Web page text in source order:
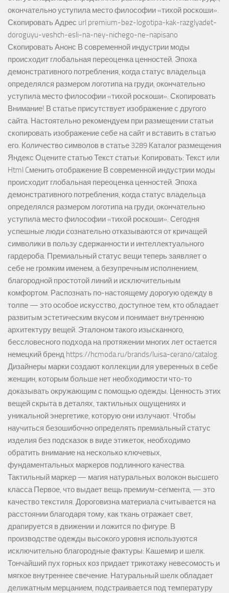
окончательно уступила место философии «тихой роскоши».
Скопировать Адрес url premium-bez-logotipa-kak-razglyadet-
doroguyu-veshch-esli-na-ney-nichego-ne-napisano
Скопировать Анонс В современной индустрии моды
происходит глобальная переоценка ценностей. Эпоха
демонстративного потребления, когда статус владельца
определялся размером логотипа на груди, окончательно
уступила место философии «тихой роскоши». Скопировать
Внимание! В статье присутствует изображение с другого
сайта. Настоятельно рекомендуем при размещении статьи
скопировать изображение себе на сайт и вставить в статью
его. Количество символов в статье 3289 Каталог размещения
Яндекс Оцените статью Текст статьи: Копировать: Текст или
Html Cменить отображение В современной индустрии моды
происходит глобальная переоценка ценностей. Эпоха
демонстративного потребления, когда статус владельца
определялся размером логотипа на груди, окончательно
уступила место философии «тихой роскоши». Сегодня
успешные люди сознательно отказываются от кричащей
символики в пользу сдержанности и интеллектуального
гардероба. Премиальный статус вещи теперь заявляет о
себе не громким именем, а безупречным исполнением,
благородной простотой линий и исключительным
комфортом. Распознать по-настоящему дорогую одежду в
толпе — это особое искусство, доступное тем, кто обладает
развитым эстетическим вкусом и понимает внутреннюю
архитектуру вещей. Эталоном такого изысканного,
бессловесного подхода на протяжении многих лет остается
немецкий бренд https://hcmoda.ru/brands/luisa-cerano/catalog.
Дизайнеры марки создают коллекции для уверенных в себе
женщин, которым больше нет необходимости что-то
доказывать окружающим с помощью одежды. Ценность этих
вещей скрыта в деталях, тактильных ощущениях и
уникальной энергетике, которую они излучают. Чтобы
научиться безошибочно определять премиальный статус
изделия без подсказок в виде этикеток, необходимо
обратить внимание на несколько ключевых,
фундаментальных маркеров подлинного качества.
Тактильный маркер — магия натуральных волокон высшего
класса Первое, что выдает вещь премиум-сегмента, — это
качество текстиля. Дороговизна материала считывается на
расстоянии благодаря тому, как ткань отражает свет,
драпируется в движении и ложится по фигуре. В
производстве одежды высокого уровня используются
исключительно благородные фактуры: Кашемир и шелк.
Тончайший пух горных коз придает трикотажу невесомость и
мягкое внутреннее свечение. Натуральный шелк обладает
деликатным мерцанием, подстраивается под температуру